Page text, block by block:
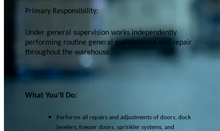
Primary Responsibility:
Under general supervision works independently
performing routine general maintenance and repair
throughout the warehouse.
What You’ll Do:
Performs all repairs and adjustments of doors, dock
levelers, freezer doors, sprinkler systems, and